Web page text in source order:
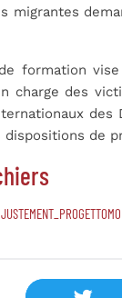
migrantes
formation
charge des
de